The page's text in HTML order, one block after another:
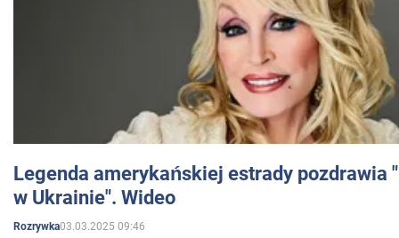
Legenda amerykańskiej estrady pozdrawia
w Ukrainie". Wideo
Rozrywka03.03.2025 09:46